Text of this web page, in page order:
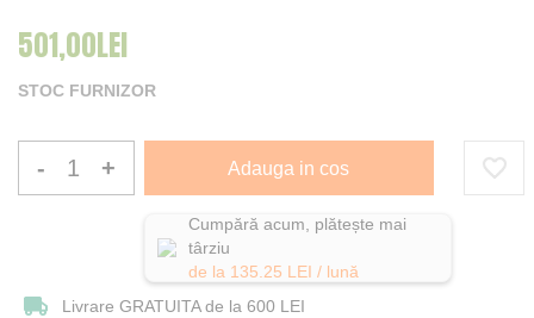
501,00LEI
STOC FURNIZOR
- + Adauga in cos
Cumpără acum, plătește mai
târziu
de la 135.25 LEI / lună
Livrare GRATUITA de la 600 LEI